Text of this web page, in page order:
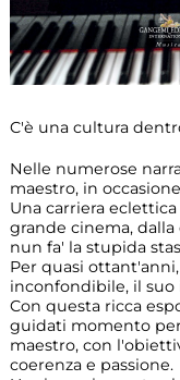
C'è una cultura
Nelle numerose
maestro, in
Una carriera
grande cinema,
nun fa' la stupida
Per quasi
inconfondibile, il suo
Con questa ricca
guidati momento
maestro, con
coerenza e passione.